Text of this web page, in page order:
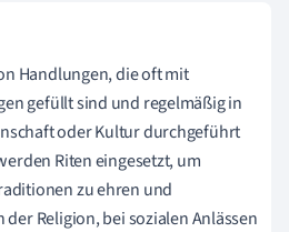
Handlungen, die oft mit
gefüllt sind und regelmäßig in
oder Kultur durchgeführt
Riten eingesetzt, um
zu ehren und
Religion, bei sozialen Anlässen